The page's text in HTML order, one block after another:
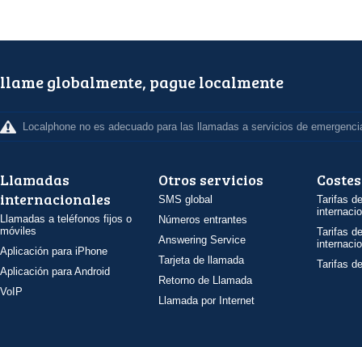
llame globalmente, pague localmente
Localphone no es adecuado para las llamadas a servicios de
Llamadas
internacionales
Llamadas a teléfonos fijos o
móviles
Aplicación para iPhone
Aplicación para Android
VoIP
Otros servicios
SMS global
Números entrantes
Answering Service
Tarjeta de llamada
Retorno de Llamada
Llamada por Internet
Costes
Tarifas
Tarifas
Tarifas